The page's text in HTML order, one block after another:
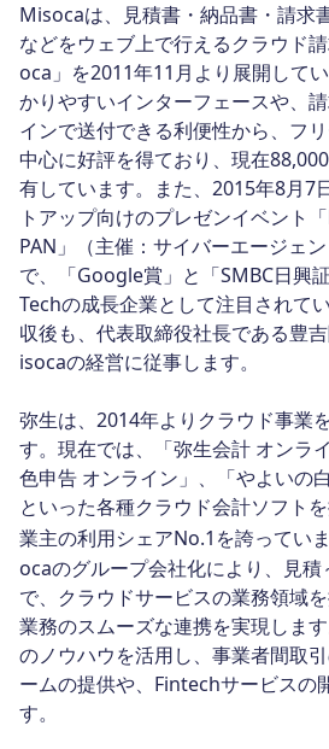
Misocaは、見積書・納品書・請求
などをウェブ上で行えるクラウド
oca」を2011年11月より展開して
かりやすいインターフェースや、
インで送付できる利便性から、フ
中心に好評を得ており、現在
有しています。また、2015年8月7
トアップ向けのプレゼンイベント
PAN」（主催：サイバーエージェン
で、「Google賞」と「SMBC日興
Techの成長企業として注目されて
収後も、代表取締役社長である豊
isocaの経営に従事します。
弥生は、2014年よりクラウド事業
す。現在では、「弥生会計 オンラ
色申告 オンライン」、「やよいの
といった各種クラウド会計ソフト
業主の利用シェアNo.1を誇ってい
ocaのグループ会社化により、見積
で、クラウドサービスの業務領域
業務のスムーズな連携を実現しま
のノウハウを活用し、事業者間取
ームの提供や、Fintechサービスの
す。